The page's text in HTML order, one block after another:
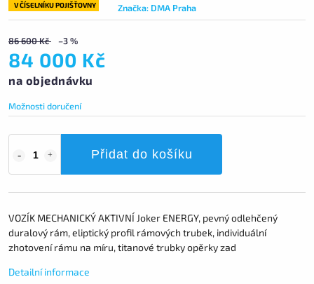
V ČÍSELNÍKU POJIŠŤOVNY Značka: DMA Praha
86 600 Kč –3 %
84 000 Kč
na objednávku
Možnosti doručení
Přidat do košíku
VOZÍK MECHANICKÝ AKTIVNÍ Joker ENERGY, pevný odlehčený
duralový rám, eliptický profil rámových trubek, individuální
zhotovení rámu na míru, titanové trubky opěrky zad
Detailní informace